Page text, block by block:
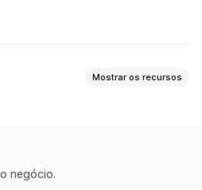
Mostrar os recursos
esportivos
negócio.